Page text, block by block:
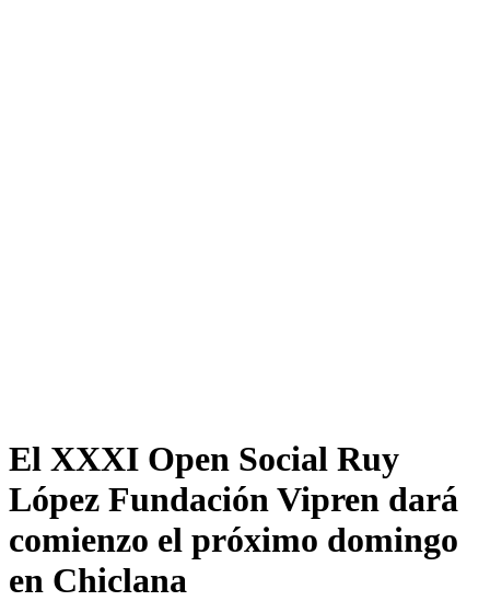
El XXXI Open Social Ruy
López Fundación Vipren dará
comienzo el próximo domingo
en Chiclana